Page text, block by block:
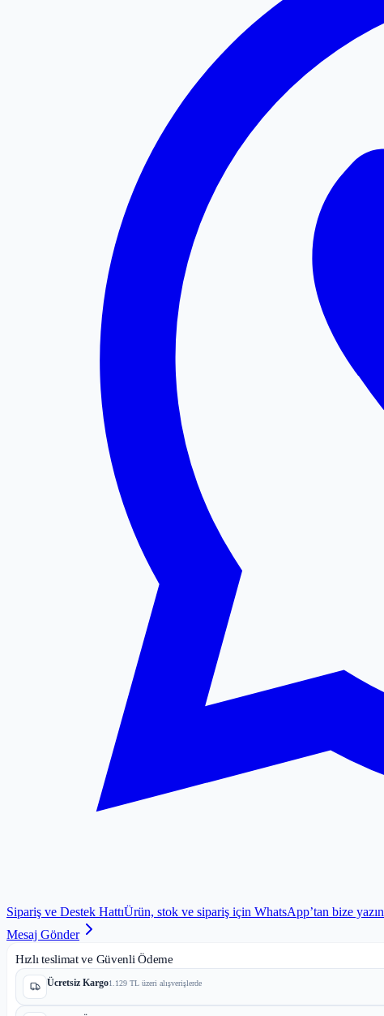
Sipariş ve Destek HattıÜrün, stok ve sipariş için WhatsApp’tan bize yazın
Mesaj Gönder
Hızlı teslimat ve Güvenli Ödeme
Ücretsiz Kargo1.129 TL üzeri alışverişlerde